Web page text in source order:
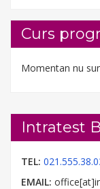
Curs
Momentan nu
Intratest
TEL:
EMAIL: